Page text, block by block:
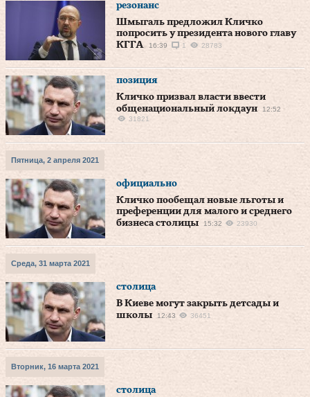
резонанс
Шмыгаль предложил Кличко
попросить у президента нового главу
КГГА
16:39 1 28783
позиция
Кличко призвал власти ввести
общенациональный локдаун
12:52
31821
Пятница, 2 апреля 2021
официально
Кличко пообещал новые льготы и
преференции для малого и среднего
бизнеса столицы
15:32 23930
Среда, 31 марта 2021
столица
В Киеве могут закрыть детсады и
школы
12:43 36451
Вторник, 16 марта 2021
столица